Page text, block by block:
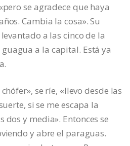
se agradece que haya
Cambia la cosa». Su
a las cinco de la
a la capital. Está ya
se ríe, «llevo desde las
si se me escapa la
y media». Entonces se
y abre el paraguas.